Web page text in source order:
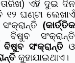
ତାରିଖ) ଏହି ଦୁଇ ଦିନ
୧୨ ଘଣ୍ଟା ଲେଖାଏଁ
(କାର୍ତ୍ତିକ
ବିଷୁବ ସଂକ୍ରାନ୍ତି
ବିଷୁବ ସଂକ୍ରାନ୍ତିଓ
କୁହାଯାଇଥାଏ।